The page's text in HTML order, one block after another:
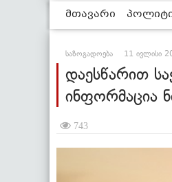
მთავარი
საზოგადოება 11 ივლისი
დაესწარით
ინფორმაცია
743